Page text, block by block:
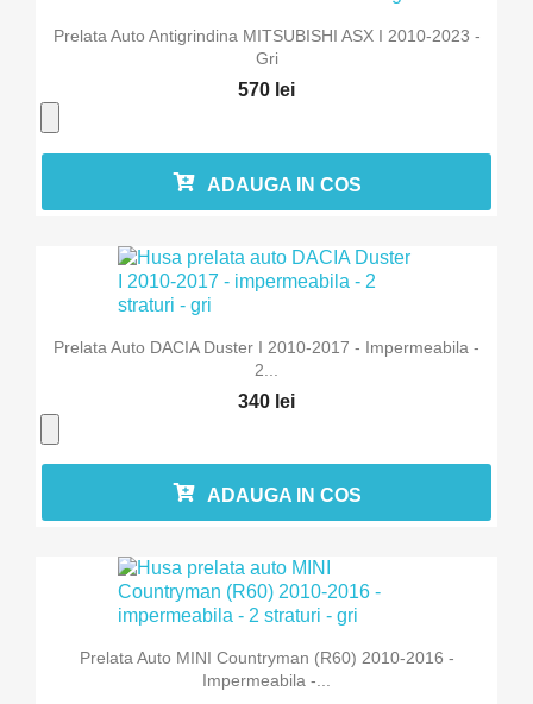
Prelata Auto Antigrindina MITSUBISHI ASX I 2010-2023 -
Gri
570 lei
ADAUGA IN COS
Prelata Auto DACIA Duster I 2010-2017 - Impermeabila -
2...
340 lei
ADAUGA IN COS
Prelata Auto MINI Countryman (R60) 2010-2016 -
Impermeabila -...